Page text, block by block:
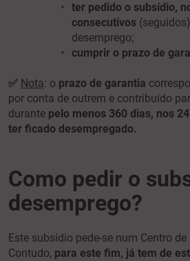
ter pedido o subsídio,
consecutivos
desemprego;
cumprir o prazo de
✅ Nota: o prazo de garantia
por conta de outrem e contribuído
durante pelo menos 360 dias, nos
ter ficado desempregado.
Como pedir o
desemprego?
Este subsídio pede-se num Centro de
Contudo, para este fim, já tem de